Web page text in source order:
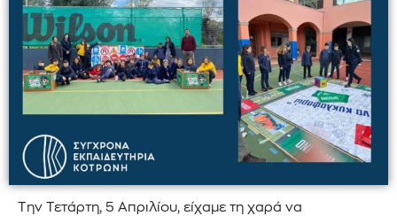
Την Τετάρτη, 5 Απριλίου, είχαμε τη χαρά να